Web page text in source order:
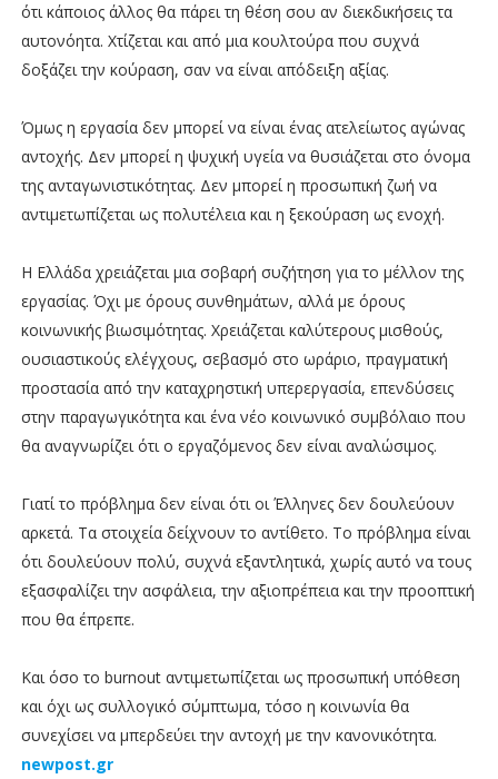
ότι κάποιος άλλος θα πάρει τη θέση σου αν διεκδικήσεις τα
αυτονόητα. Χτίζεται και από μια κουλτούρα που συχνά
δοξάζει την κούραση, σαν να είναι απόδειξη αξίας.
Όμως η εργασία δεν μπορεί να είναι ένας ατελείωτος αγώνας
αντοχής. Δεν μπορεί η ψυχική υγεία να θυσιάζεται στο όνομα
της ανταγωνιστικότητας. Δεν μπορεί η προσωπική ζωή να
αντιμετωπίζεται ως πολυτέλεια και η ξεκούραση ως ενοχή.
Η Ελλάδα χρειάζεται μια σοβαρή συζήτηση για το μέλλον της
εργασίας. Όχι με όρους συνθημάτων, αλλά με όρους
κοινωνικής βιωσιμότητας. Χρειάζεται καλύτερους μισθούς,
ουσιαστικούς ελέγχους, σεβασμό στο ωράριο, πραγματική
προστασία από την καταχρηστική υπερεργασία, επενδύσεις
στην παραγωγικότητα και ένα νέο κοινωνικό συμβόλαιο που
θα αναγνωρίζει ότι ο εργαζόμενος δεν είναι αναλώσιμος.
Γιατί το πρόβλημα δεν είναι ότι οι Έλληνες δεν δουλεύουν
αρκετά. Τα στοιχεία δείχνουν το αντίθετο. Το πρόβλημα είναι
ότι δουλεύουν πολύ, συχνά εξαντλητικά, χωρίς αυτό να τους
εξασφαλίζει την ασφάλεια, την αξιοπρέπεια και την προοπτική
που θα έπρεπε.
Και όσο το burnout αντιμετωπίζεται ως προσωπική υπόθεση
και όχι ως συλλογικό σύμπτωμα, τόσο η κοινωνία θα
συνεχίσει να μπερδεύει την αντοχή με την κανονικότητα.
newpost.gr